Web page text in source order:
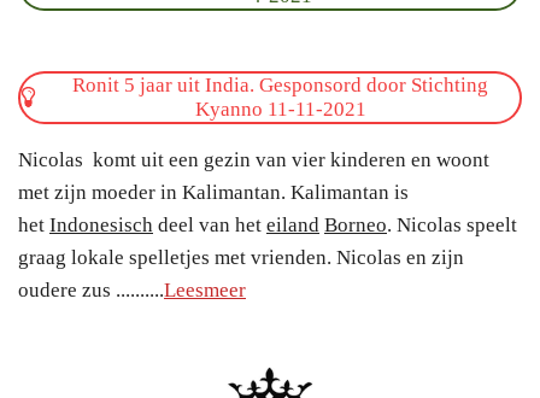
Ronit 5 jaar uit India. Gesponsord door Stichting
Kyanno 11-11-2021
Nicolas komt uit een gezin van vier kinderen en woont
met zijn moeder in Kalimantan. Kalimantan is
het Indonesisch deel van het eiland Borneo. Nicolas speelt
graag lokale spelletjes met vrienden. Nicolas en zijn
oudere zus ..........Leesmeer